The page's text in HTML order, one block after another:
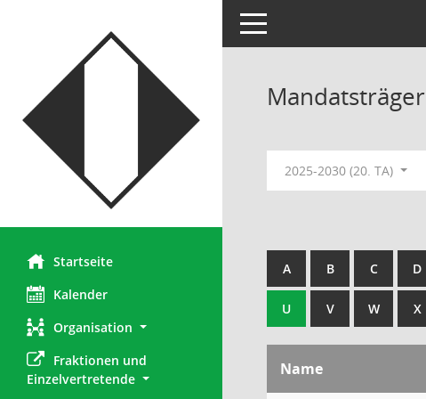
Startseite
Kalender
Organisation
Fraktionen und
Einzelvertretende
Toggle navigation
Mandatsträger
2025-2030 (20. TA)
A B C D
U V W X
Name